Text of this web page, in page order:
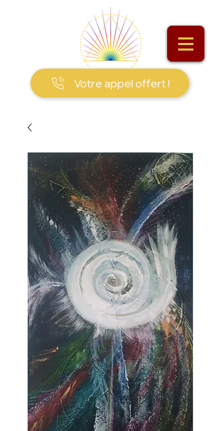
Votre appel offert !